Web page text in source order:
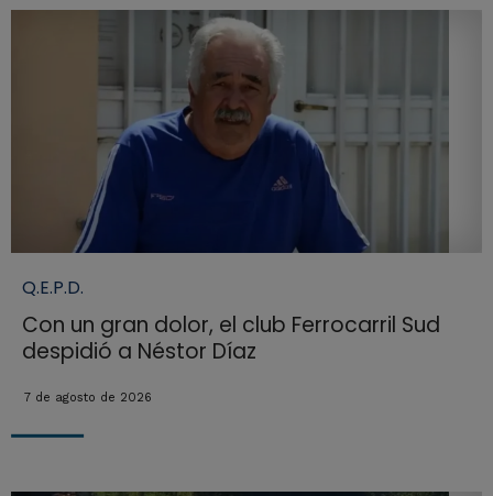
Q.E.P.D.
Con un gran dolor, el club Ferrocarril Sud
despidió a Néstor Díaz
7 de agosto de 2026